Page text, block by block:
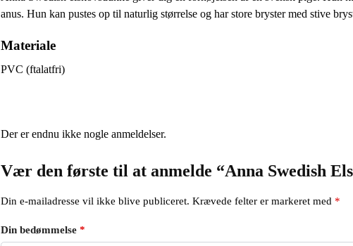
anus. Hun kan pustes op til naturlig størrelse og har store bryster med stive
Materiale
PVC (ftalatfri)
Der er endnu ikke nogle anmeldelser.
Vær den første til at anmelde “Anna Swedish
Din e-mailadresse vil ikke blive publiceret. Krævede felter er markeret med *
Din bedømmelse *